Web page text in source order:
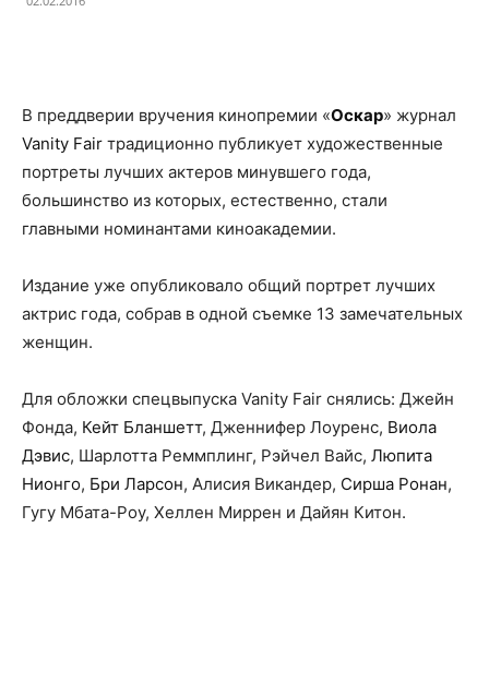
В преддверии вручения кинопремии «Оскар» журнал
Vanity Fair традиционно публикует художественные
портреты лучших актеров минувшего года,
большинство из которых, естественно, стали
главными номинантами киноакадемии.
Издание уже опубликовало общий портрет лучших
актрис года, собрав в одной съемке 13 замечательных
женщин.
Для обложки спецвыпуска Vanity Fair снялись: Джейн
Фонда, Кейт Бланшетт, Дженнифер Лоуренс, Виола
Дэвис, Шарлотта Реммплинг, Рэйчел Вайс, Люпита
Нионго, Бри Ларсон, Алисия Викандер, Сирша Ронан,
Гугу Мбата-Роу, Хеллен Миррен и Дайян Китон.